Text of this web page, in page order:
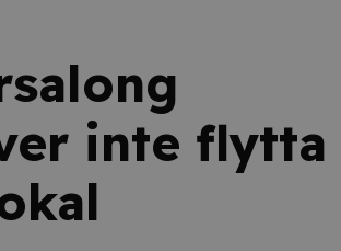
inte flytta